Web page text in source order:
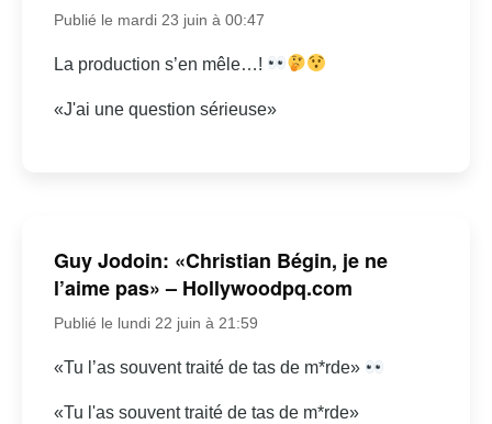
Publié le mardi 23 juin à 00:47
La production s’en mêle…!
«J'ai une question sérieuse»
Guy Jodoin: «Christian Bégin, je ne
l’aime pas» – Hollywoodpq.com
Publié le lundi 22 juin à 21:59
«Tu l’as souvent traité de tas de m*rde»
«Tu l'as souvent traité de tas de m*rde»